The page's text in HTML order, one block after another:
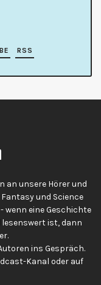
RSS
an unsere Hörer und
und Science
wenn eine Geschichte
ist, dann
ins Gespräch.
Kanal oder auf